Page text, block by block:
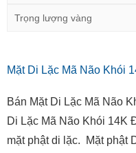
Trọng lượng vàng
Mặt Di Lặc Mã Não Khói
Bán Mặt Di Lặc Mã Não
Di Lặc Mã Não Khói 14K
mặt phật di lặc. Mặt phật